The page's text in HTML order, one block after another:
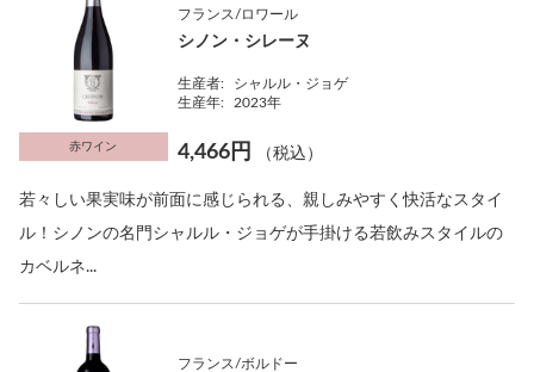
赤ワイン
フランス/ロワール
シノン・シレーヌ
生産者:
シャルル・ジョゲ
生産年:
2023年
4,466円 （税込）
若々しい果実味が前面に感じられる、親しみやすく快活なスタイ
ル！シノンの名門シャルル・ジョゲが手掛ける若飲みスタイルの
カベルネ...
フランス/ボルドー